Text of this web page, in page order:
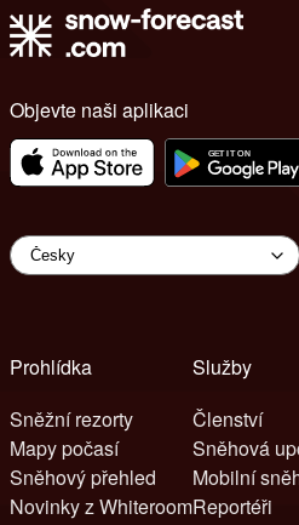
Objevte naši aplikaci
Prohlídka
Sněžní rezorty
Mapy počasí
Sněhový přehled
Novinky z Whiteroom
Služby
Členství
Sněhová
Mobilní
Reportéři